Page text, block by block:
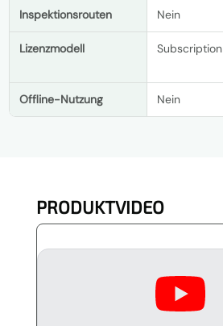
Inspektionsrouten Nein
Lizenzmodell Subscription
Offline-Nutzung Nein
PRODUKTVIDEO